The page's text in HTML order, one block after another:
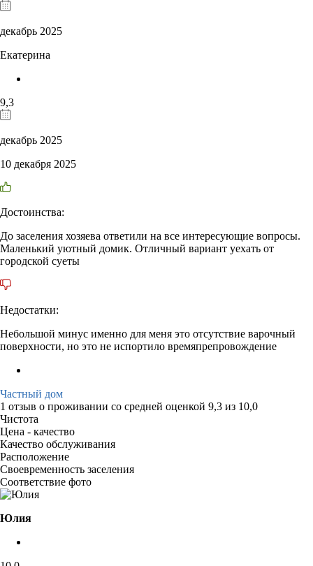
декабрь 2025
Екатерина
9,3
декабрь 2025
10 декабря 2025
Достоинства:
До заселения хозяева ответили на все интересующие вопросы.
Маленький уютный домик. Отличный вариант уехать от
городской суеты
Недостатки:
Небольшой минус именно для меня это отсутствие варочный
поверхности, но это не испортило времяпрепровождение
Частный дом
1 отзыв о проживании со средней оценкой 9,3 из 10,0
Чистота
Цена - качество
Качество обслуживания
Расположение
Своевременность заселения
Соответствие фото
Юлия